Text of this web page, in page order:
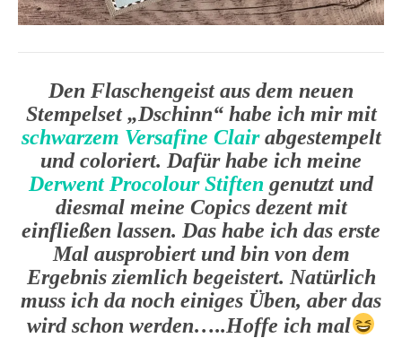
Den Flaschengeist aus dem neuen
Stempelset „Dschinn“ habe ich mir mit
schwarzem Versafine Clairabgestempelt
und coloriert. Dafür habe ich meine
Derwent Procolour Stiften genutzt und
diesmal meine Copics dezent mit
einfließen lassen. Das habe ich das erste
Mal ausprobiert und bin von dem
Ergebnis ziemlich begeistert. Natürlich
muss ich da noch einiges Üben, aber das
wird schon werden…..Hoffe ich mal